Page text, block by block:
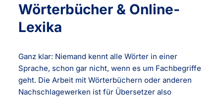
Wörterbücher & Online-
Lexika
Ganz klar: Niemand kennt alle Wörter in einer
Sprache, schon gar nicht, wenn es um Fachbegriffe
geht. Die Arbeit mit Wörterbüchern oder anderen
Nachschlagewerken ist für Übersetzer also